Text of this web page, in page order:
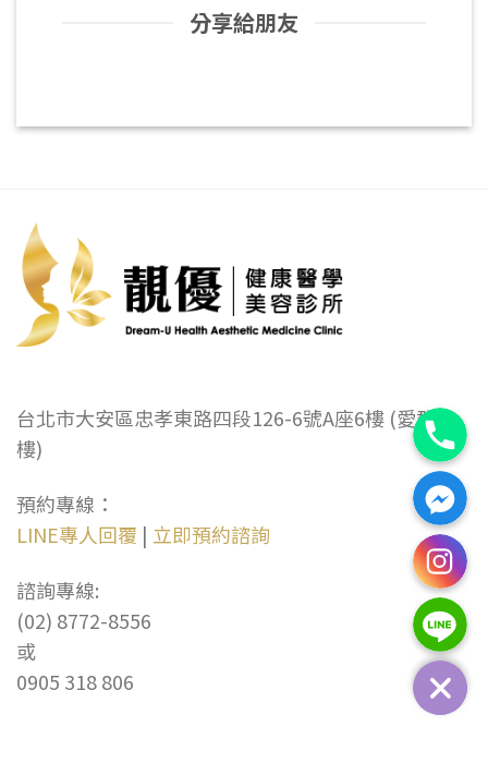
分享給朋友
台北市大安區忠孝東路四段126-6號A座6樓 (愛群大
樓)
預約專線：
LINE專人回覆 | 立即預約諮詢
諮詢專線:
(02) 8772-8556
或
0905 318 806
電話
Facebook訊息
Line